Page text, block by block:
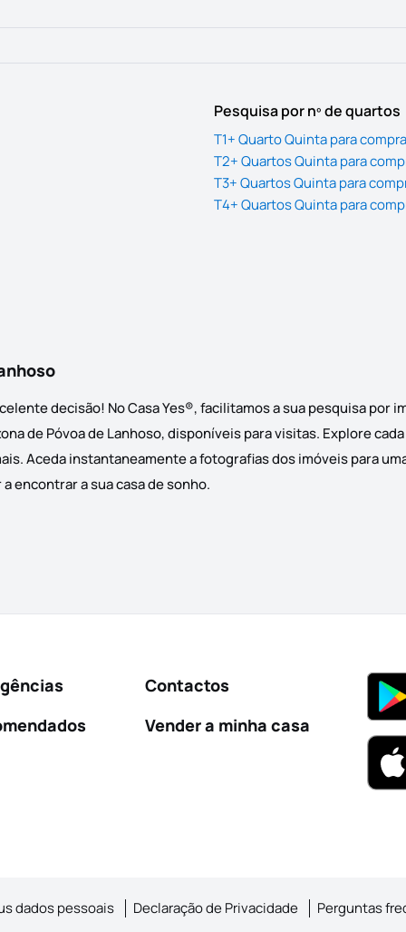
Pesquisa por nº de quartos
T1+ Quarto Quinta para
T2+ Quartos Quinta para
T3+ Quartos Quinta para
T4+ Quartos Quinta para
decisão! No Casa Yes®, facilitamos a sua pesquisa por
de Póvoa de Lanhoso, disponíveis para visitas. Explore
Aceda instantaneamente a fotografias dos imóveis para
encontrar a sua casa de sonho.
Contactos
Vender a minha casa
dados pessoais Declaração de Privacidade Perguntas